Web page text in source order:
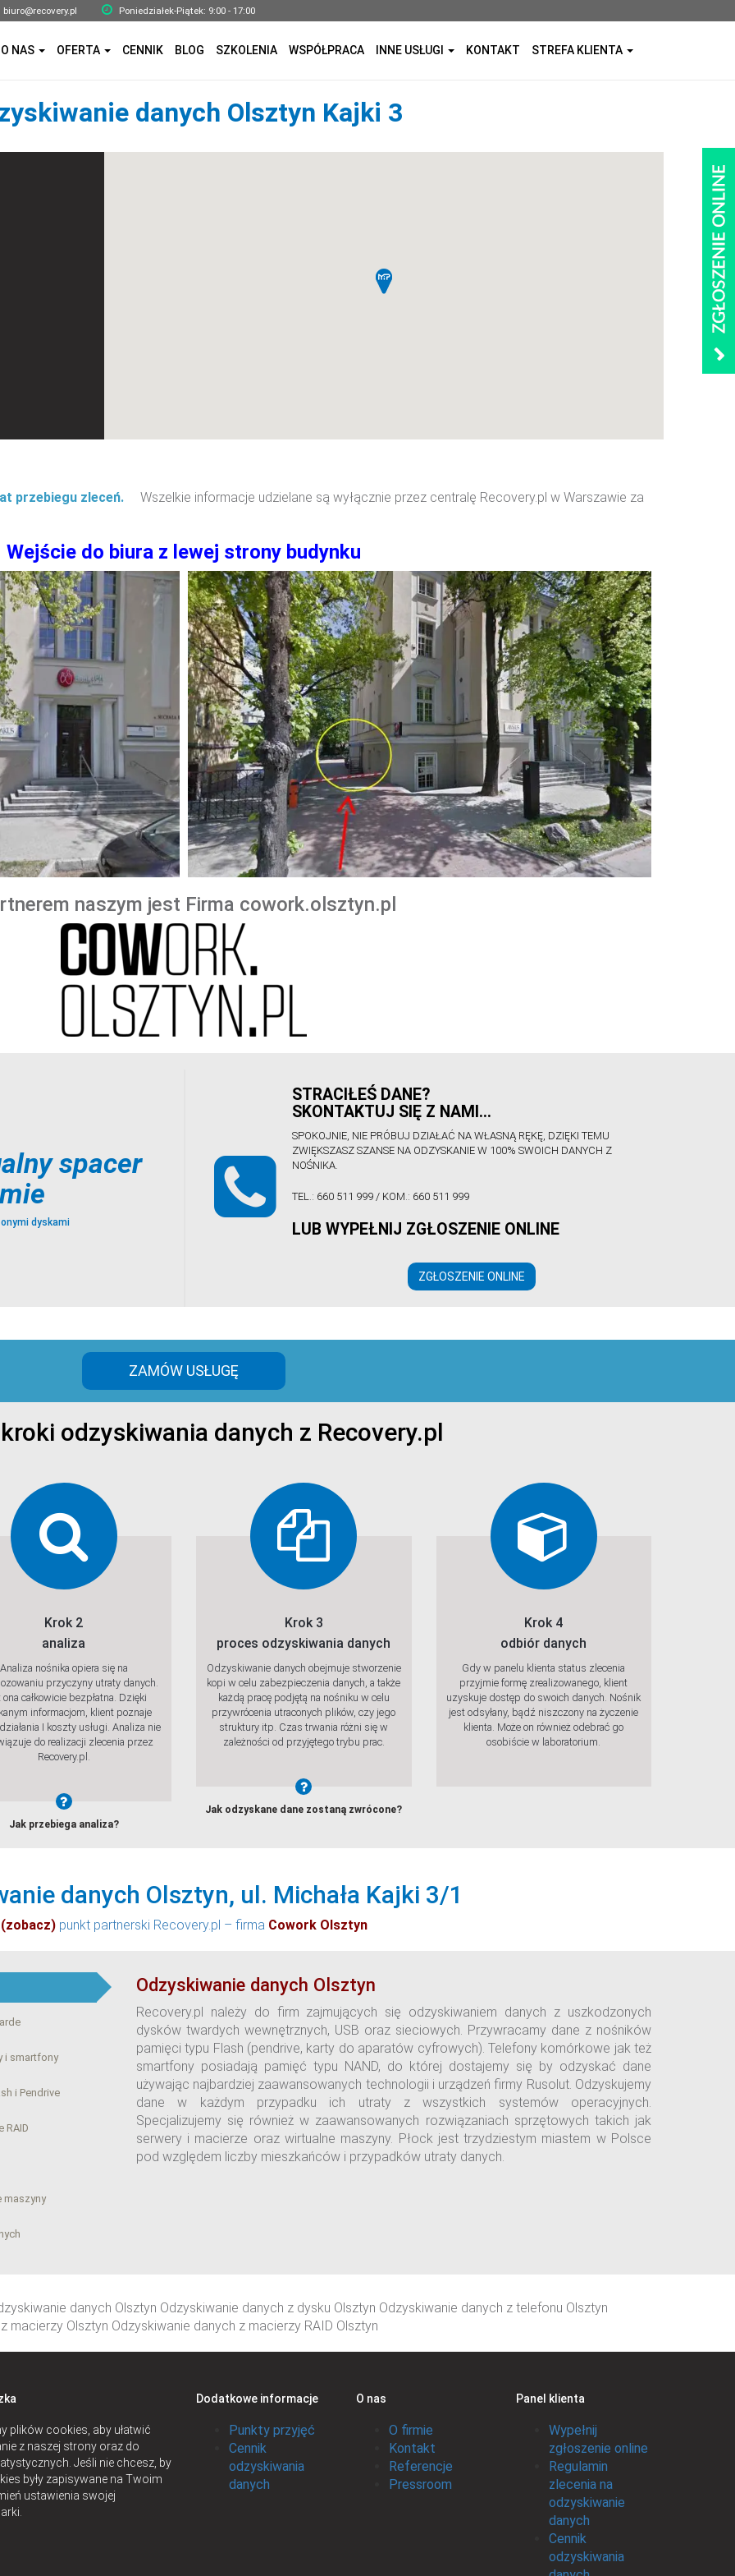
biuro@recovery.pl Poniedziałek-Piątek: 9:00 - 17:00
O NAS OFERTA CENNIK BLOG SZKOLENIA WSPÓŁPRACA INNE USŁUGI KONTAKT STREFA KLIENTA
danych Olsztyn Kajki 3
przebiegu zleceń. Wszelkie informacje udzielane są wyłącznie przez centralę Recovery.pl w Warszawie za
Wejście do biura z lewej strony budynku
naszym jest Firma cowork.olsztyn.pl
spacer
dyskami
STRACIŁEŚ DANE?
SKONTAKTUJ SIĘ Z NAMI…
SPOKOJNIE, NIE PRÓBUJ DZIAŁAĆ NA WŁASNĄ RĘKĘ, DZIĘKI TEMU
ZWIĘKSZASZ SZANSE NA ODZYSKANIE W 100% SWOICH DANYCH Z
NOŚNIKA.
TEL.: 660 511 999 / KOM.: 660 511 999
LUB WYPEŁNIJ ZGŁOSZENIE ONLINE
ZGŁOSZENIE ONLINE
ZAMÓW USŁUGĘ
odzyskiwania danych z Recovery.pl
Krok 2
analiza
Analiza nośnika opiera się na
przyczyny utraty danych.
całkowicie bezpłatna. Dzięki
informacjom, klient poznaje
I koszty usługi. Analiza nie
do realizacji zlecenia przez
Recovery.pl.
Jak przebiega analiza?
Krok 3
proces odzyskiwania danych
Odzyskiwanie danych obejmuje stworzenie
kopi w celu zabezpieczenia danych, a także
każdą pracę podjętą na nośniku w celu
przywrócenia utraconych plików, czy jego
struktury itp. Czas trwania różni się w
zależności od przyjętego trybu prac.
Jak odzyskane dane zostaną zwrócone?
Krok 4
odbiór danych
Gdy w panelu klienta status zlecenia
przyjmie formę zrealizowanego, klient
uzyskuje dostęp do swoich danych. Nośnik
jest odsyłany, bądź niszczony na życzenie
klienta. Może on również odebrać go
osobiście w laboratorium.
danych Olsztyn, ul. Michała Kajki 3/1
(zobacz) punkt partnerski Recovery.pl – firma Cowork Olsztyn
i smartfony
i Pendrive
RAID
maszyny
Odzyskiwanie danych Olsztyn
Recovery.pl należy do firm zajmujących się odzyskiwaniem danych z uszkodzonych
dysków twardych wewnętrznych, USB oraz sieciowych. Przywracamy dane z nośników
pamięci typu Flash (pendrive, karty do aparatów cyfrowych). Telefony komórkowe jak też
smartfony posiadają pamięć typu NAND, do której dostajemy się by odzyskać dane
używając najbardziej zaawansowanych technologii i urządzeń firmy Rusolut. Odzyskujemy
dane w każdym przypadku ich utraty z wszystkich systemów operacyjnych.
Specjalizujemy się również w zaawansowanych rozwiązaniach sprzętowych takich jak
serwery i macierze oraz wirtualne maszyny. Płock jest trzydziestym miastem w Polsce
pod względem liczby mieszkańców i przypadków utraty danych.
danych Olsztyn Odzyskiwanie danych z dysku Olsztyn Odzyskiwanie danych z telefonu Olsztyn
macierzy Olsztyn Odzyskiwanie danych z macierzy RAID Olsztyn
plików cookies, aby ułatwić
z naszej strony oraz do
Jeśli nie chcesz, by
były zapisywane na Twoim
ustawienia swojej
Dodatkowe informacje
Punkty przyjęć
Cennik
odzyskiwania
danych
O nas
O firmie
Kontakt
Referencje
Pressroom
Panel klienta
Wypełnij
zgłoszenie online
Regulamin
zlecenia na
odzyskiwanie
danych
Cennik
odzyskiwania